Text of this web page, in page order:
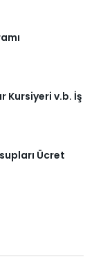
Kursiyeri v.b. İş
Ücret